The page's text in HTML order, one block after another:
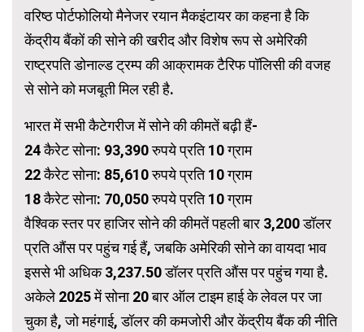
वरिष्ठ पोर्टफोलियो मैनेजर रयान मैकइंटायर का कहना है कि
केंद्रीय बैंकों की सोने की खरीद और विशेष रूप से अमेरिकी
राष्ट्रपति डोनाल्ड ट्रम्प की आक्रामक टैरिफ पॉलिसी की वजह
से सोने को मजबूती मिल रही है.
भारत में सभी कैटेगरीज में सोने की कीमतें बढ़ी हैं-
24 कैरेट सोना: 93,390 रुपये प्रति 10 ग्राम
22 कैरेट सोना: 85,610 रुपये प्रति 10 ग्राम
18 कैरेट सोना: 70,050 रुपये प्रति 10 ग्राम
वैश्विक स्तर पर हाजिर सोने की कीमतें पहली बार 3,200 डॉलर
प्रति औंस पर पहुंच गई हैं, जबकि अमेरिकी सोने का वायदा भाव
इससे भी अधिक 3,237.50 डॉलर प्रति औंस पर पहुंच गया है.
अकेले 2025 में सोना 20 बार ऑल टाइम हाई के लेवल पर जा
चुका है, जो महंगाई, डॉलर की कमजोरी और केंद्रीय बैंक की नीति